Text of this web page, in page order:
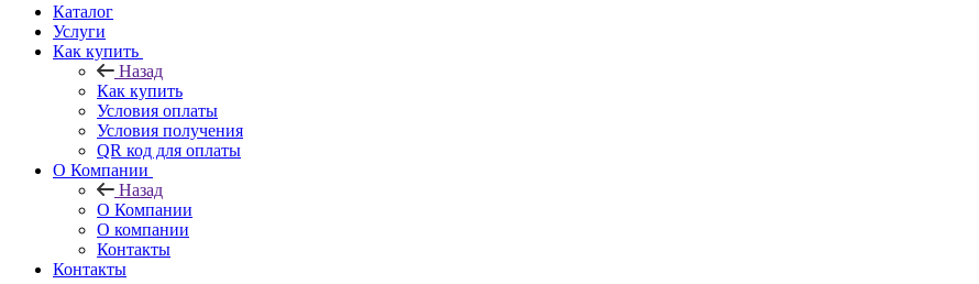
Каталог
Услуги
Как купить
Назад
Как купить
Условия оплаты
Условия получения
QR код для оплаты
О Компании
Назад
О Компании
О компании
Контакты
Контакты